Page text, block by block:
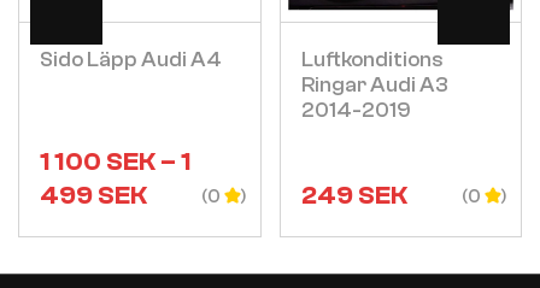
Sido Läpp Audi A4
1 100 SEK–1
499SEK (0
Luftkonditions
Ringar Audi A3
2014-2019
249SEK (0